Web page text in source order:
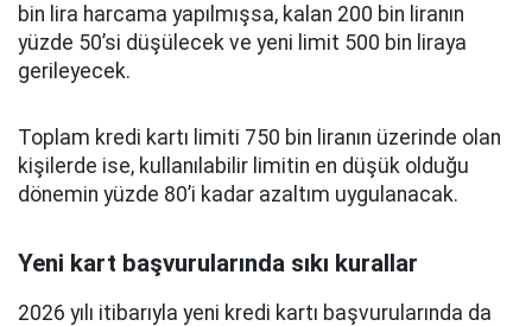
bin lira harcama yapılmışsa, kalan 200 bin liranın
yüzde 50’si düşülecek ve yeni limit 500 bin liraya
gerileyecek.
Toplam kredi kartı limiti 750 bin liranın üzerinde olan
kişilerde ise, kullanılabilir limitin en düşük olduğu
dönemin yüzde 80’i kadar azaltım uygulanacak.
Yeni kart başvurularında sıkı kurallar
2026 yılı itibarıyla yeni kredi kartı başvurularında da